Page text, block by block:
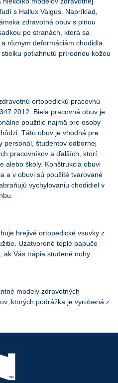
s Hallux Valgus. Napríklad,
zdravotná obuv s plnou
po stranách, ktorá sa
rôznym deformáciám chodidla.
potiahnutú prírodnou kožou
ortopedickú pracovnú
Biela pracovná obuv je
použitie najmä pre osoby
Táto obuv je vhodná pre
personál, študentov odbornej
pracovníkov a ďalších, ktorí
alebo školy. Konštrukcia obuvi
a v obuvi sú použité tvarované
vychylovaniu chodidiel v
hrejivé ortopedické vsuvky z
Uzatvorené teplé papuče
ak Vás trápia studené nohy.
modely zdravotných
ktorých podrážka je vyrobená z